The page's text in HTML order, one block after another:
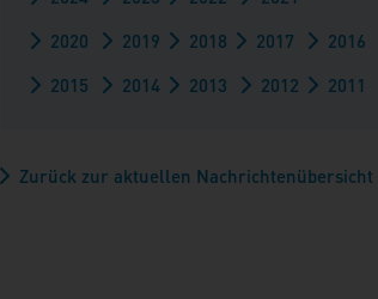
2020
2019 2018 2017
2016
2015
2014 2013 2012 2011
Zurück zur aktuellen Nachrichtenübersicht